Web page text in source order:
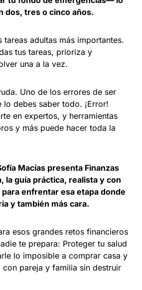
dos, tres o cinco años.
tareas adultas más importantes.
tus tareas, prioriza y
una a la vez.
Uno de los errores de ser
lo debes saber todo. ¡Error!
en expertos, y herramientas
y más puede hacer toda la
Macías presenta Finanzas
la guía práctica, realista y con
enfrentar esa etapa donde
y también más cara.
esos grandes retos financieros
te prepara: Proteger tu salud
lo imposible a comprar casa y
pareja y familia sin destruir